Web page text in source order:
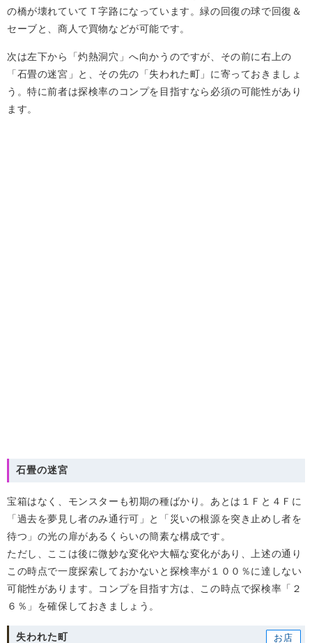
の橋が壊れていてＴ字路になっています。緑の回復の球で回復＆
セーブと、商人で買物などが可能です。
次は左下から「灼熱洞穴」へ向かうのですが、その前に右上の
「石畳の迷宮」と、その先の「失われた町」に寄っておきましょ
う。特に前者は探検率のコンプを目指すなら必須の可能性があり
ます。
石畳の迷宮
宝箱はなく、モンスターも初期の種ばかり。あとは１Ｆと４Ｆに
「過去を夢見し者のみ通行可」と「災いの根源を突き止めし者を
待つ」の光の扉があるくらいの簡素な構成です。
ただし、ここは後に微妙な変化や大幅な変化があり、上述の通り
この時点で一度探索しておかないと探検率が１００％に達しない
可能性があります。コンプを目指す方は、この時点で探検率「２
６％」を確保しておきましょう。
失われた町